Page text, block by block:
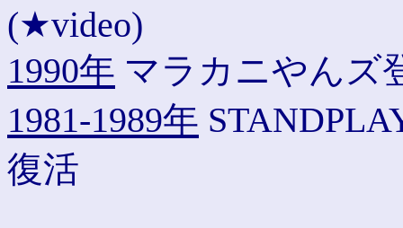
(★video)
1990年 マラカニやんズ
1981-1989年
復活